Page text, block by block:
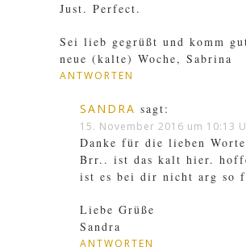
Just. Perfect.
Sei lieb gegrüßt und komm
neue (kalte) Woche, Sabrina
ANTWORTEN
SANDRA sagt:
15. November 2016 um 10:13
Danke für die lieben
Brr.. ist das kalt hier.
ist es bei dir nicht arg so
Liebe Grüße
Sandra
ANTWORTEN